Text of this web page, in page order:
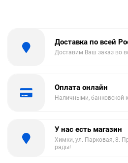
Доставка по всей
Доставим Ваш заказ во
Оплата онлайн
Наличными, банковской
У нас есть магазин
Химки, ул. Парковая, 8.
рады!